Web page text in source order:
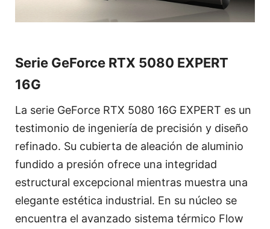
Serie GeForce RTX 5080 EXPERT
16G
La serie GeForce RTX 5080 16G EXPERT es un
testimonio de ingeniería de precisión y diseño
refinado. Su cubierta de aleación de aluminio
fundido a presión ofrece una integridad
estructural excepcional mientras muestra una
elegante estética industrial. En su núcleo se
encuentra el avanzado sistema térmico Flow